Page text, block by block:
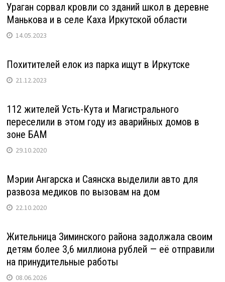
Ураган сорвал кровли со зданий школ в деревне
Манькова и в селе Каха Иркутской области
14.05.2023
Похитителей елок из парка ищут в Иркутске
21.12.2023
112 жителей Усть-Кута и Магистрального
переселили в этом году из аварийных домов в
зоне БАМ
29.10.2020
Мэрии Ангарска и Саянска выделили авто для
развоза медиков по вызовам на дом
22.10.2020
Жительница Зиминского района задолжала своим
детям более 3,6 миллиона рублей — её отправили
на принудительные работы
08.06.2026